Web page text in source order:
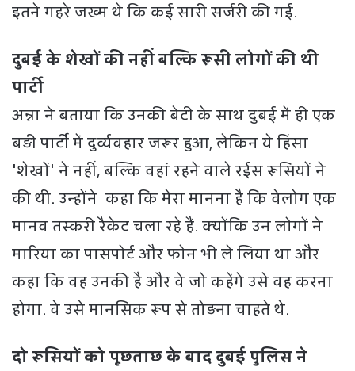
इतने गहरे जख्म थे कि कई सारी सर्जरी की गई.
दुबई के शेखों की नहीं बल्कि रूसी लोगों की थी
पार्टी
अन्ना ने बताया कि उनकी बेटी के साथ दुबई में ही एक
बड़ी पार्टी में दुर्व्यवहार जरूर हुआ, लेकिन ये हिंसा
'शेखों' ने नहीं, बल्कि वहां रहने वाले रईस रूसियों ने
की थी. उन्होंने कहा कि मेरा मानना है कि वेलोग एक
मानव तस्करी रैकेट चला रहे हैं. क्योंकि उन लोगों ने
मारिया का पासपोर्ट और फोन भी ले लिया था और
कहा कि वह उनकी है और वे जो कहेंगे उसे वह करना
होगा. वे उसे मानसिक रूप से तोड़ना चाहते थे.
दो रूसियों को पूछताछ के बाद दुबई पुलिस ने